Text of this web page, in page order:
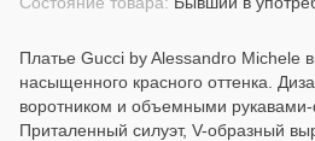
Платье Gucci by Alessandro Michele
насыщенного красного оттенка.
воротником и объемными
Приталенный силуэт, V-образный